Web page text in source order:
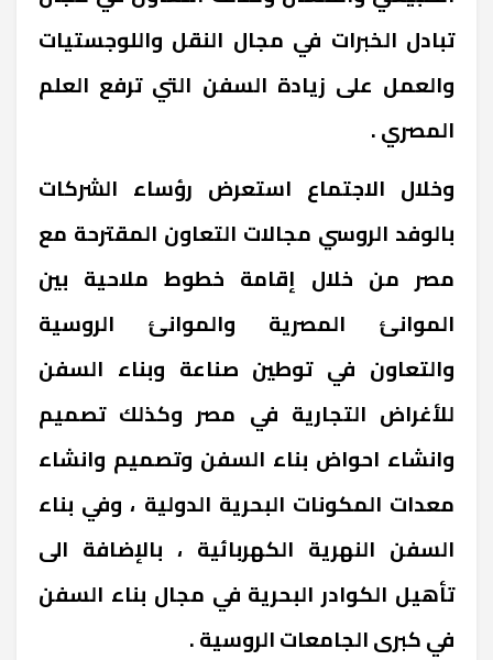
تبادل الخبرات في مجال النقل واللوجستيات
والعمل على زيادة السفن التي ترفع العلم
المصري .
وخلال الاجتماع استعرض رؤساء الشركات
بالوفد الروسي مجالات التعاون المقترحة مع
مصر من خلال إقامة خطوط ملاحية بين
الموانئ المصرية والموانئ الروسية
والتعاون في توطين صناعة وبناء السفن
للأغراض التجارية في مصر وكذلك تصميم
وانشاء احواض بناء السفن وتصميم وانشاء
معدات المكونات البحرية الدولية ، وفي بناء
السفن النهرية الكهربائية ، بالإضافة الى
تأهيل الكوادر البحرية في مجال بناء السفن
في كبرى الجامعات الروسية .